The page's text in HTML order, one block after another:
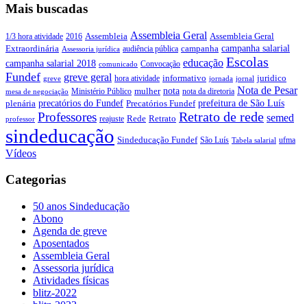
Mais buscadas
1/3 hora atividade 2016 Assembleia Assembleia Geral Assembleia Geral
Extraordinária Assessoria jurídica audiência pública campanha campanha salarial
campanha salarial 2018 comunicado Convocação educação Escolas
Fundef greve greve geral hora atividade informativo jornada jornal juridico
mesa de negociação Ministério Público mulher nota nota da diretoria Nota de Pesar
plenária precatórios do Fundef Precatórios Fundef prefeitura de São Luís
professor Professores reajuste Rede Retrato Retrato de rede semed
sindeducação Sindeducação Fundef São Luís Tabela salarial ufma
Vídeos
Categorias
50 anos Sindeducação
Abono
Agenda de greve
Aposentados
Assembleia Geral
Assessoria jurídica
Atividades físicas
blitz-2022